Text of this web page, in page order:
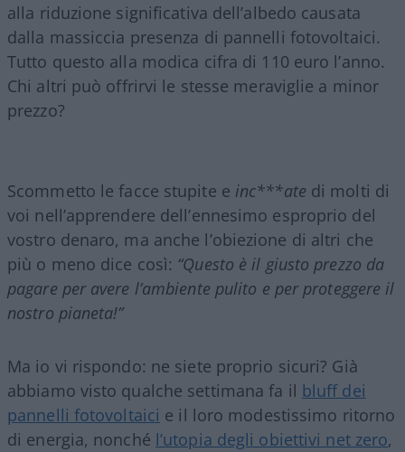
alla riduzione significativa dell’albedo causata
dalla massiccia presenza di pannelli fotovoltaici.
Tutto questo alla modica cifra di 110 euro l’anno.
Chi altri può offrirvi le stesse meraviglie a minor
prezzo?
Scommetto le facce stupite e inc***ate di molti di
voi nell’apprendere dell’ennesimo esproprio del
vostro denaro, ma anche l’obiezione di altri che
più o meno dice così: “Questo è il giusto prezzo da
pagare per avere l’ambiente pulito e per proteggere il
nostro pianeta!”
Ma io vi rispondo: ne siete proprio sicuri? Già
abbiamo visto qualche settimana fa il bluff dei
pannelli fotovoltaici e il loro modestissimo ritorno
di energia, nonché l’utopia degli obiettivi net zero,